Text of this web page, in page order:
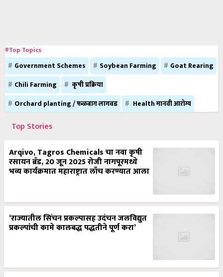
#Top Topics
Government Schemes Soybean Farming
Goat Rearing
Chili Farming
कृषी प्रक्रिया
Orchard planting / फळबाग लागवड
Health मानवी आरोग्य
Top Stories
Arqivo, Tagros Chemicals चा नवा कृषी
रसायन ब्रँड, 20 जून 2025 रोजी नागपूरमध्ये
भव्य कार्यक्रमात महाराष्ट्रात लाँच करण्यात आला
‘राज्यातील सिंचन प्रकल्पासह उदंचन जलविद्युत
प्रकल्पांची कामे कालबद्ध पद्धतीने पूर्ण करा’